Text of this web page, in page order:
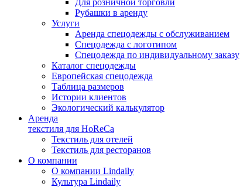
Для розничной торговли
Рубашки в аренду
Услуги
Аренда спецодежды с обслуживанием
Спецодежда с логотипом
Спецодежда по индивидуальному заказу
Каталог спецодежды
Европейская спецодежда
Таблица размеров
Истории клиентов
Экологический калькулятор
Аренда
текстиля для HoReCa
Текстиль для отелей
Текстиль для ресторанов
О компании
О компании Lindaily
Культура Lindaily